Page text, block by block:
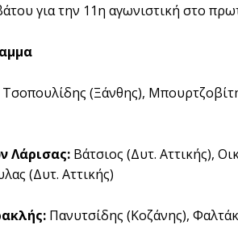
για την 11η αγωνιστική στο
Τσοπουλίδης (Ξάνθης),
Λάρισας: Βάτσιος (Δυτ. Αττικής),
(Δυτ. Αττικής)
Πανυτσίδης (Κοζάνης),